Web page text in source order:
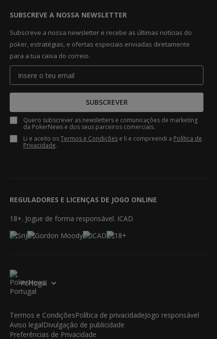
SUBSCREVE A NOSSA NEWSLETTER
Subscreve a nossa newsletter e recebe as últimas notícias do
poker, estratégias, e ofertas especiais enviadas diretamente
para a tua caixa do correio.
SUBSCREVER
Quero subscrever as newsletters e comunicações de marketing
da PokerNews e dos seus parceiros comerciais.
Li e aceito osTermos e Condições e li e compreendi a Política de
Privacidade.
REGULADORES E LICENÇAS DE JOGO ONLINE
18+. Jogue de forma responsável. ICAD
Portugal
Termos e CondiçõesPolítica de privacidadeJogo responsável
Aviso legalDivulgação de publicidade
Preferências de Privacidade